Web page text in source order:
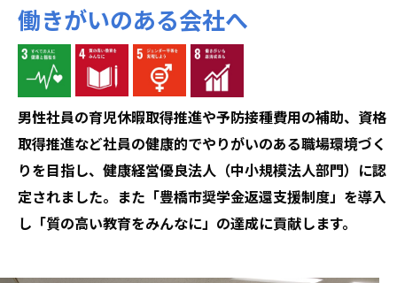
働きがいのある会社へ
男性社員の育児休暇取得推進や予防接種費用の補助、資格
取得推進など社員の健康的でやりがいのある職場環境づく
りを目指し、健康経営優良法人（中小規模法人部門）に認
定されました。また「豊橋市奨学金返還支援制度」を導入
し「質の高い教育をみんなに」の達成に貢献します。